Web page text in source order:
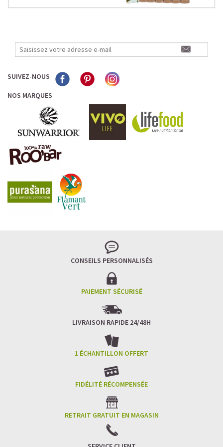
L’ALLIANCE PARFAITE ENTRE PLAISIR ET
PERFORMANCE
Quand le chocolat rencontre le café…
Cacao pur, café expresso et lait végétal fusionnent dans
une boisson veloutée et énergisante.
Une vraie caresse chocolatée, riche en protéines, léger
pour ne jamais peser.
journées avec goût et équilibre.
Mocha Glacé Protéiné
SUIVEZ-NOUS
NOS MARQUES
CONSEILS PERSONNALISÉS
PAIEMENT SÉCURISÉ
LIVRAISON RAPIDE 24/48H
1 ÉCHANTILLON OFFERT
FIDÉLITÉ RÉCOMPENSÉE
RETRAIT GRATUIT EN MAGASIN